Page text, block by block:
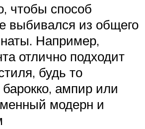
чтобы способ
выбивался из общего
Например,
отлично подходит
будь то
ампир или
модерн и